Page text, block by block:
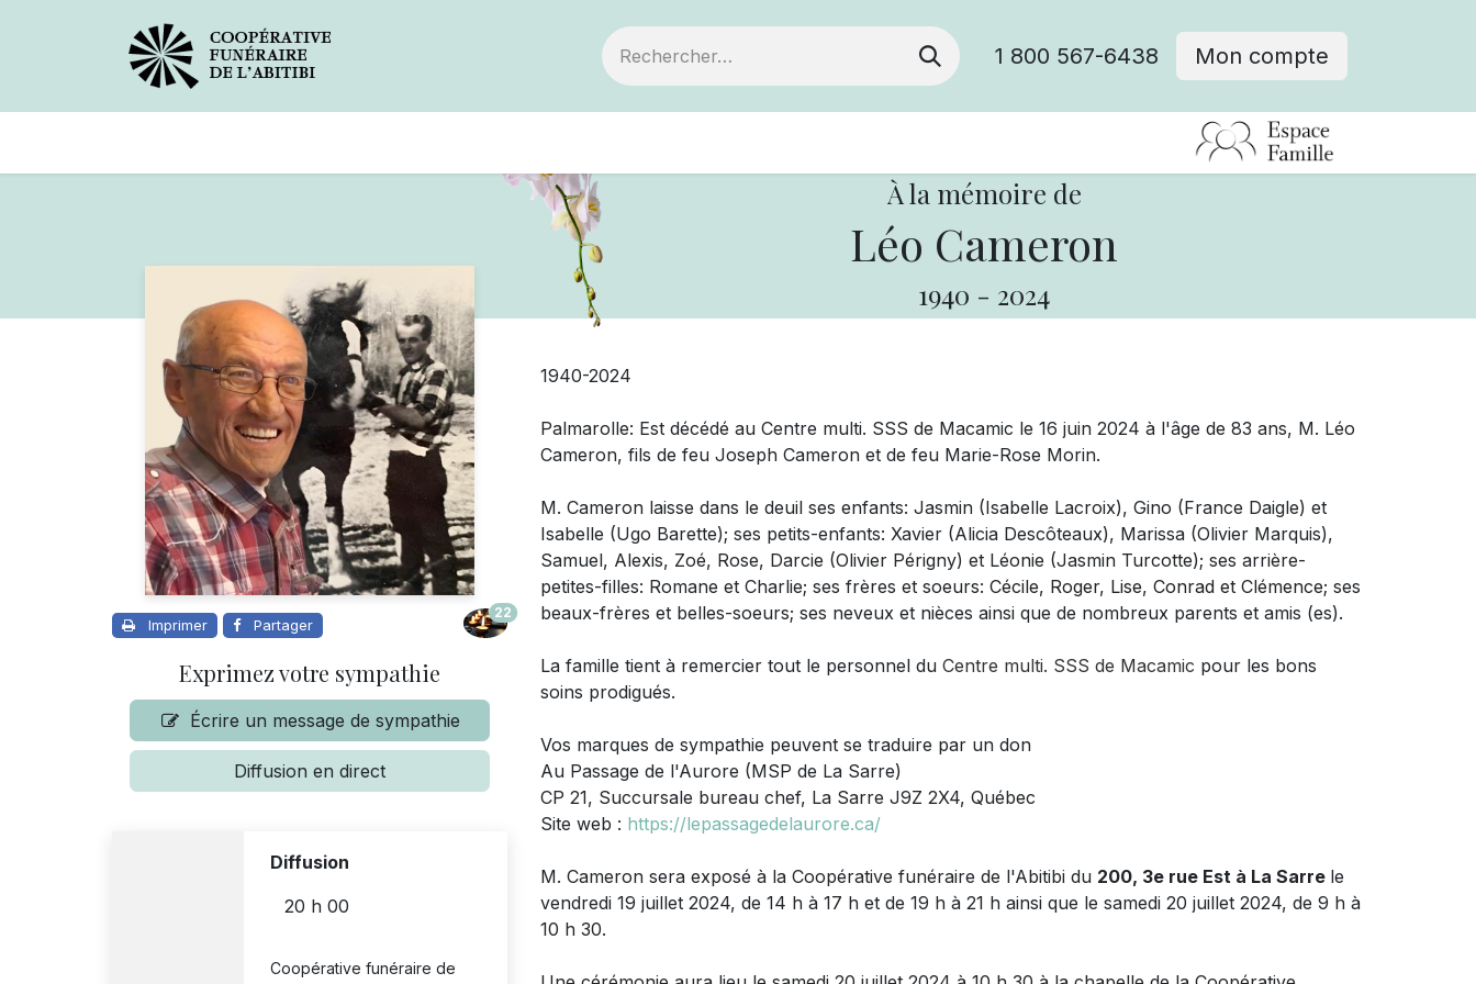
1 800 567-6438 Mon compte
À la mémoire de
Léo Cameron
1940 - 2024
Imprimer Partager
22
Exprimez votre sympathie
Écrire un message de sympathie
Diffusion en direct
Diffusion
20 h 00
Coopérative funéraire de
1940-2024
Palmarolle: Est décédé au Centre multi. SSS de Macamic le 16 juin 2024 à l'âge de 83 ans, M. Léo
Cameron, fils de feu Joseph Cameron et de feu Marie-Rose Morin.
M. Cameron laisse dans le deuil ses enfants: Jasmin (Isabelle Lacroix), Gino (France Daigle) et
Isabelle (Ugo Barette); ses petits-enfants: Xavier (Alicia Descôteaux), Marissa (Olivier Marquis),
Samuel, Alexis, Zoé, Rose, Darcie (Olivier Périgny) et Léonie (Jasmin Turcotte); ses arrière-
petites-filles: Romane et Charlie; ses frères et soeurs: Cécile, Roger, Lise, Conrad et Clémence; ses
beaux-frères et belles-soeurs; ses neveux et nièces ainsi que de nombreux parents et amis (es).
La famille tient à remercier tout le personnel du Centre multi. SSS de Macamic pour les bons
soins prodigués.
Vos marques de sympathie peuvent se traduire par un don
Au Passage de l'Aurore (MSP de La Sarre)
CP 21, Succursale bureau chef, La Sarre J9Z 2X4, Québec
Site web : https://lepassagedelaurore.ca/
M. Cameron sera exposé à la Coopérative funéraire de l'Abitibi du 200, 3e rue Est à La Sarre le
vendredi 19 juillet 2024, de 14 h à 17 h et de 19 h à 21 h ainsi que le samedi 20 juillet 2024, de 9 h à
10 h 30.